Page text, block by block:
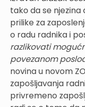
tako da se
prilike za
o radu radnika i
razlikovati
povezanom
novina u novom
zapošljavanja
privremeno